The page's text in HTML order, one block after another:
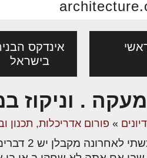
אינדקס
בישראל
מקצועות
אדריכלים -
פרוגרמות,
ועיון
נדל"ן:
פורום אדריכלות, תכנון
מקצועי לבונים, למשפצים
. וניקוז
דיונים » פורום אדריכלות, תכנון